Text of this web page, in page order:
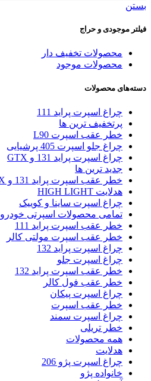
بستن
فیلتر موجودی و حراج
محصولات تخفیف دار
محصولات موجود
دسته‌های محصولات
چراغ اسپرت پراید 111
پرتخفیف ترین ها
خطر عقب اسپرت L90
چراغ جلو اسپرت 405 پرشیایی
چراغ اسپرت پراید 131 و GTX
جدید ترین ها
خطر عقب اسپرت پراید 131 و GTX
هدلایت HIGH LIGHT
چراغ اسپرت ساینا و کوییک
تمامی محصولات اسپرتی خودرو
خطر عقب اسپرت پراید 111
خطر عقب اسپرت مولتی کالر
چراغ اسپرت پراید 132
چراغ اسپرت جلو
خطر عقب اسپرت پراید 132
خطر عقب فول کالر
چراغ اسپرت پیکان
خطر عقب اسپرت
چراغ اسپرت سمند
خطر تریلی
همه محصولات
هدلایت
چراغ اسپرت پژو 206
خانواده پژو